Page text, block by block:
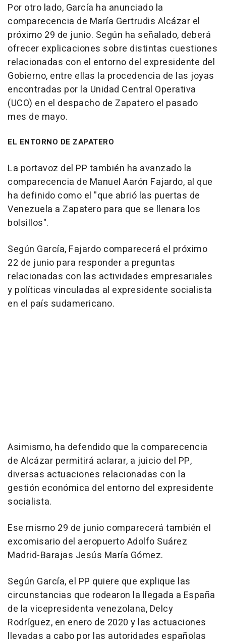
Por otro lado, García ha anunciado la
comparecencia de María Gertrudis Alcázar el
próximo 29 de junio. Según ha señalado, deberá
ofrecer explicaciones sobre distintas cuestiones
relacionadas con el entorno del expresidente del
Gobierno, entre ellas la procedencia de las joyas
encontradas por la Unidad Central Operativa
(UCO) en el despacho de Zapatero el pasado
mes de mayo.
EL ENTORNO DE ZAPATERO
La portavoz del PP también ha avanzado la
comparecencia de Manuel Aarón Fajardo, al que
ha definido como el "que abrió las puertas de
Venezuela a Zapatero para que se llenara los
bolsillos".
Según García, Fajardo comparecerá el próximo
22 de junio para responder a preguntas
relacionadas con las actividades empresariales
y políticas vinculadas al expresidente socialista
en el país sudamericano.
Asimismo, ha defendido que la comparecencia
de Alcázar permitirá aclarar, a juicio del PP,
diversas actuaciones relacionadas con la
gestión económica del entorno del expresidente
socialista.
Ese mismo 29 de junio comparecerá también el
excomisario del aeropuerto Adolfo Suárez
Madrid-Barajas Jesús María Gómez.
Según García, el PP quiere que explique las
circunstancias que rodearon la llegada a España
de la vicepresidenta venezolana, Delcy
Rodríguez, en enero de 2020 y las actuaciones
llevadas a cabo por las autoridades españolas